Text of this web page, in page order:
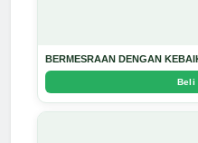
BERMESRAAN DENGAN
Beli